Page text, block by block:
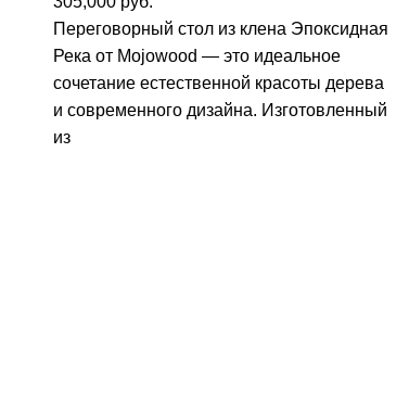
Переговорный стол из клена Эпоксидная
Река от Mojowood — это идеальное
сочетание естественной красоты дерева
и современного дизайна. Изготовленный
из